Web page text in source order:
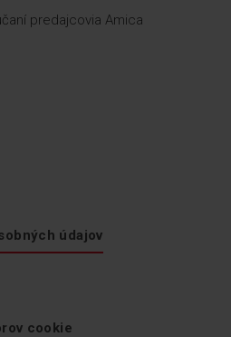
predajcovia Amica
údajov
cookie